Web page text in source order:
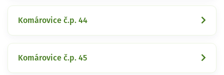
Komárovice č.p. 44
Komárovice č.p. 45